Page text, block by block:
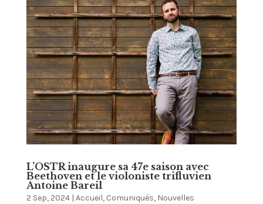
L’OSTR inaugure sa 47e saison avec
Beethoven et le violoniste trifluvien
Antoine Bareil
2 Sep, 2024| Accueil, Comuniqués, Nouvelles